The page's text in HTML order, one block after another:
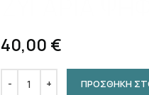
40,00 €
ΠΡΟΣΘΗΚΗ